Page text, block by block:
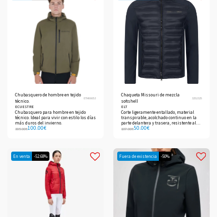
Chubasquero de hombre en tejido
técnico.
ETM00053
ECUESTRE
Chubasquero para hombre en tejido
técnico. Ideal para vivir con estilo los días
más duros del invierno.
305.00€100.00€
Chaqueta Missouri de mezcla
softshell
3252325
ELT
Corte ligeramente entallado, material
transpirable, acolchado continuo en la
parte delantera y trasera, resistente al
viento - Softshell en el canesú trasero, los
107.00€50.00€
En venta -52.68% Fuera de existencia -50%